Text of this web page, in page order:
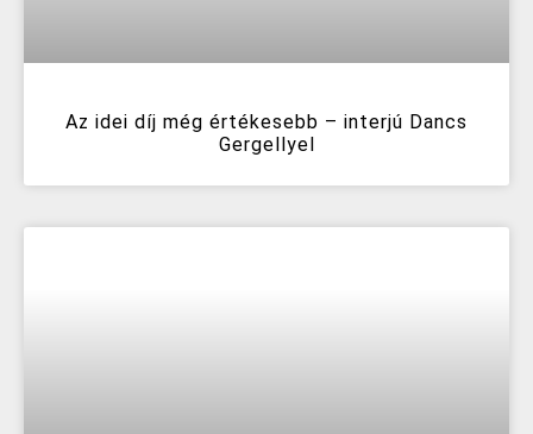
Az idei díj még értékesebb – interjú Dancs
Gergellyel